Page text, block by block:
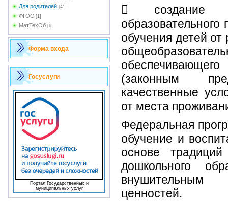
Для родителей [41]
ФГОС [1]
МатТехОб [6]
Форма входа
Госуслуги
Портал Государственных и
муниципальных услуг
 создание
образовательного
обучения детей
(законным
качественные
от места
Федеральная
обучение и
основе
дошкольного
ценностей.